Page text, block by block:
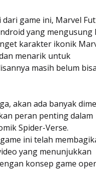
game ini, Marvel
yang mengusung
karakter ikonik
menarik untuk
masih belum
akan ada banyak
peran penting dalam
Spider-Verse.
ini telah
yang menunjukkan
konsep game